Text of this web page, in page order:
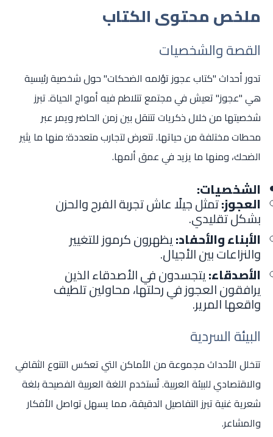
ملخص محتوى الكتاب
القصة والشخصيات
تدور أحداث "كتاب عجوز تؤلمه الضحكات" حول شخصية رئيسية
هي "عجوز" تعيش في مجتمع تتلاطم فيه أمواج الحياة. تبرز
شخصيتها من خلال ذكريات تتنقل بين زمن الحاضر ويمر عبر
محطات مختلفة من حياتها. تتعرض لتجارب متعددة؛ منها ما يثير
الضحك، ومنها ما يزيد في عمق ألمها.
الشخصيات:
العجوز:تمثل جيلًا عاش تجربة الفرح والحزن
بشكل تقليدي.
الأبناء والأحفاد:يظهرون كرموز للتغيير
والنزاعات بين الأجيال.
الأصدقاء:يتجسدون في الأصدقاء الذين
يرافقون العجوز في رحلتها، محاولين تلطيف
واقعها المرير.
البيئة السردية
تتخلل الأحداث مجموعة من الأماكن التي تعكس التنوع الثقافي
والاقتصادي للبيئة العربية. تُستخدم اللغة العربية الفصيحة بلغة
شعرية غنية تبرز التفاصيل الدقيقة، مما يسهل تواصل الأفكار
والمشاعر.